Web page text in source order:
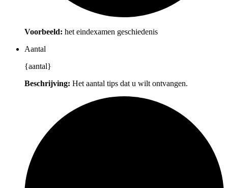
Voorbeeld: het eindexamen geschiedenis
Aantal
{aantal}
Beschrijving: Het aantal tips dat u wilt ontvangen.